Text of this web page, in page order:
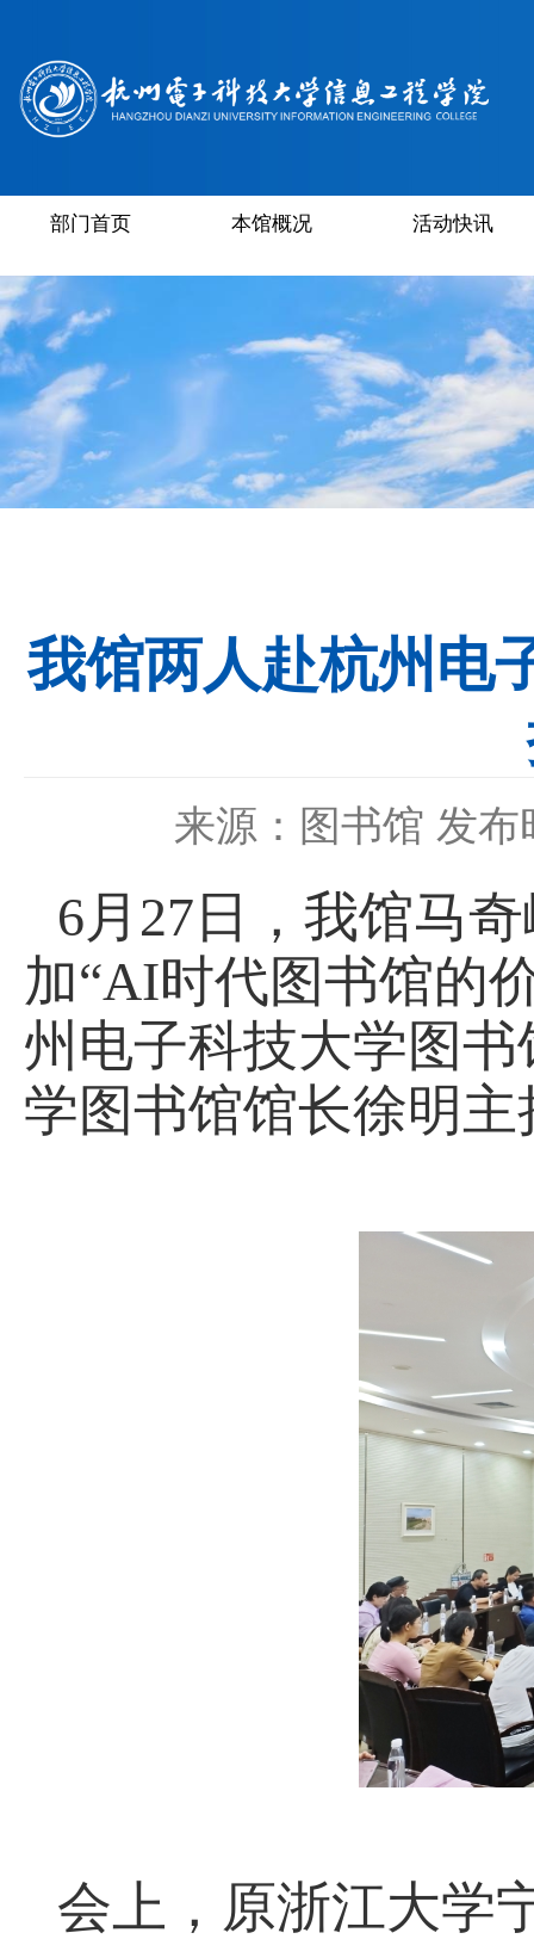
部门首页 本馆概况 活动快讯
我馆两人赴杭州电
来源：图书馆 发布
6月 27 日，我馆马
加“AI时代图书馆的
州电子科技大学图
学图书馆馆长徐明
会上，原浙江大学